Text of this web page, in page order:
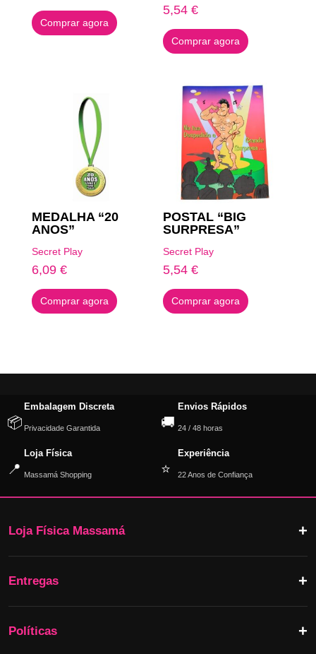
Comprar agora
5,54€
Comprar agora
MEDALHA “20
ANOS”
Secret Play
6,09 €
Comprar agora
POSTAL “BIG
SURPRESA”
Secret Play
5,54€
Comprar agora
📦
Embalagem Discreta
Privacidade Garantida 🚚
Envios Rápidos
24 / 48 horas
📍
Loja Física
Massamá Shopping ⭐
Experiência
22 Anos de Confiança
Loja Física Massamá
Entregas
Políticas